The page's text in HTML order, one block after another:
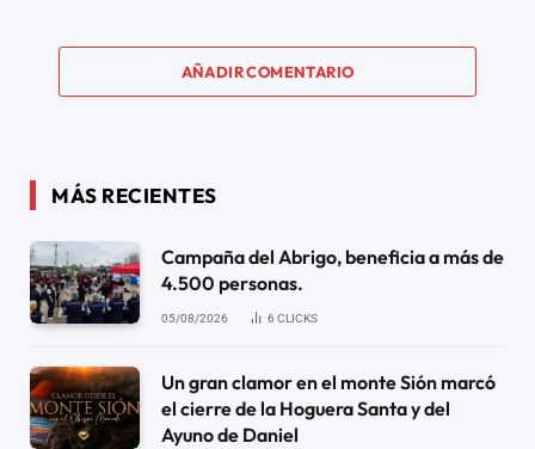
AÑADIR COMENTARIO
MÁS RECIENTES
Campaña del Abrigo, beneficia a más de
4.500 personas.
05/08/2026 6 CLICKS
Un gran clamor en el monte Sión marcó
el cierre de la Hoguera Santa y del
Ayuno de Daniel